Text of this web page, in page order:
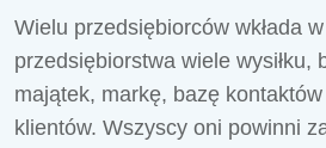
Wielu przedsiębiorców wkłada
przedsiębiorstwa wiele wysiłku,
majątek, markę, bazę
klientów. Wszyscy oni powinni